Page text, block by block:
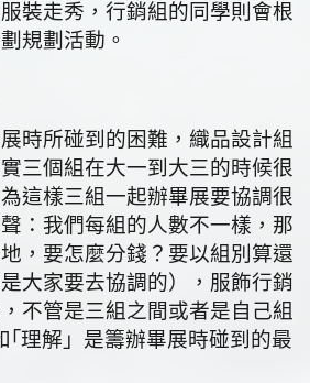
裝走秀，行銷組的同學則會根
規劃活動。
所碰到的困難，織品設計組
三個組在大一到大三的時候很
這樣三組一起辦畢展要協調很
：我們每組的人數不一樣，那
，要怎麼分錢？要以組別算還
大家要去協調的），服飾行銷
不管是三組之間或者是自己組
｢理解」是籌辦畢展時碰到的最